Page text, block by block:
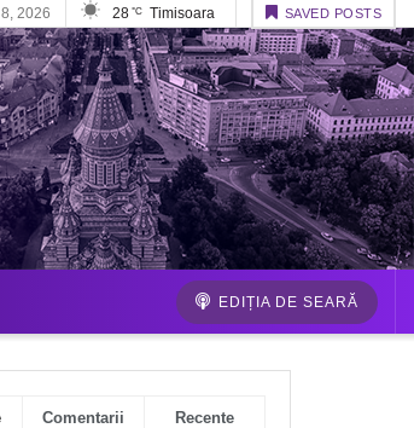
2026 28 °C Timisoara SAVED POSTS
EDIȚIA DE SEARĂ
Comentarii Recente